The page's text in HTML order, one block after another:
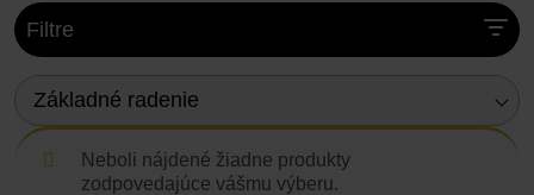
Filtre
Základné radenie
Neboli nájdené žiadne produkty
zodpovedajúce vášmu výberu.